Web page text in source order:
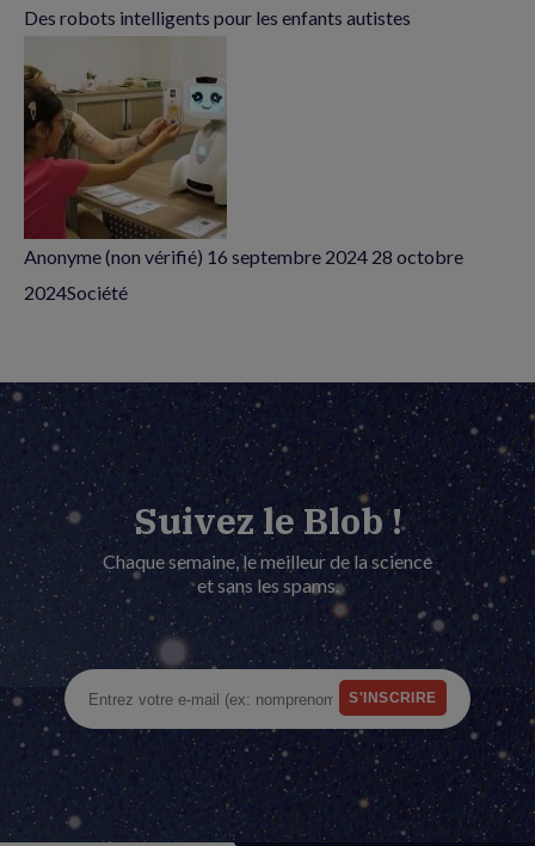
Des robots intelligents pour les enfants autistes
Anonyme (non vérifié) 16 septembre 2024 28 octobre
2024Société
Suivez le Blob !
Chaque semaine, le meilleur de la science
et sans les spams.